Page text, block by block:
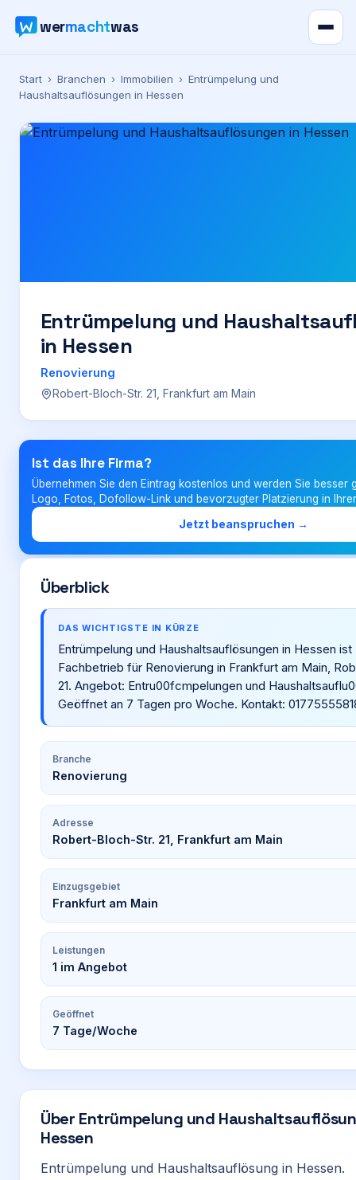
wermachtwas
Verzeichnis
Karte
Für Firmen
Login
Start › Branchen › Immobilien › Entrümpelung und
Haushaltsauflösungen in Hessen
Entrümpelung und
in Hessen
Renovierung
Robert-Bloch-Str. 21, Frankfurt am Main
Ist das Ihre Firma?
Übernehmen Sie den Eintrag kostenlos und werden Sie besser
Logo, Fotos, Dofollow-Link und bevorzugter Platzierung in
Jetzt beanspruchen →
Überblick
DAS WICHTIGSTE IN KÜRZE
Entrümpelung und Haushaltsauflösungen in Hessen ist
Fachbetrieb für Renovierung in Frankfurt am Main,
21. Angebot: Entru00fcmpelungen und
Geöffnet an 7 Tagen pro Woche. Kontakt:
Branche
Renovierung
Adresse
Robert-Bloch-Str. 21, Frankfurt am Main
Einzugsgebiet
Frankfurt am Main
Leistungen
1 im Angebot
Geöffnet
7 Tage/Woche
Über Entrümpelung und
Hessen
Entrümpelung und Haushaltsauflösung in Hessen.